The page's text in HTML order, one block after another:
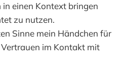
einen Kontext bringen
zu nutzen.
Sinne mein Händchen für
im Kontakt mit